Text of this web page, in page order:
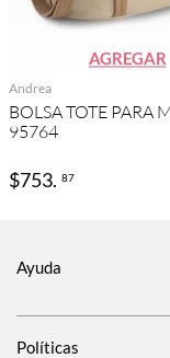
AGREGAR
Andrea
BOLSA TOTE PARA
95764
$753. 87
Ayuda
Políticas